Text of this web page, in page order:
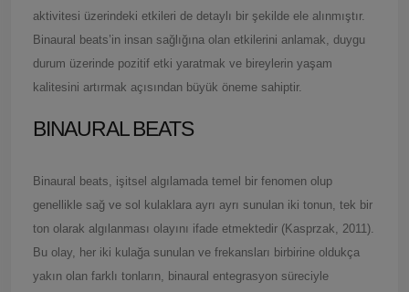
aktivitesi üzerindeki etkileri de detaylı bir şekilde ele alınmıştır.
Binaural beats’in insan sağlığına olan etkilerini anlamak, duygu
durum üzerinde pozitif etki yaratmak ve bireylerin yaşam
kalitesini artırmak açısından büyük öneme sahiptir.
BINAURAL BEATS
Binaural beats, işitsel algılamada temel bir fenomen olup
genellikle sağ ve sol kulaklara ayrı ayrı sunulan iki tonun, tek bir
ton olarak algılanması olayını ifade etmektedir (Kasprzak, 2011).
Bu olay, her iki kulağa sunulan ve frekansları birbirine oldukça
yakın olan farklı tonların, binaural entegrasyon süreciyle